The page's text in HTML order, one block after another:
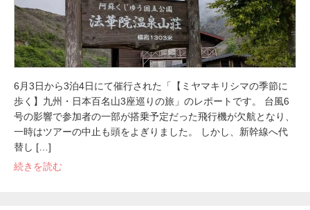
6月3日から3泊4日にて催行された「【ミヤマキリシマの季節に
歩く】九州・日本百名山3座巡りの旅」のレポートです。 台風6
号の影響で参加者の一部が搭乗予定だった飛行機が欠航となり、
一時はツアーの中止も頭をよぎりました。 しかし、新幹線へ代
替し […]
続きを読む